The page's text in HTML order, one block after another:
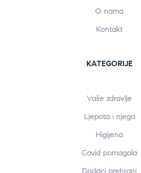
O nama
Kontakt
KATEGORIJE
Vaše zdravlje
Ljepota i njega
Higijena
Covid pomagala
Dodaci prehrani